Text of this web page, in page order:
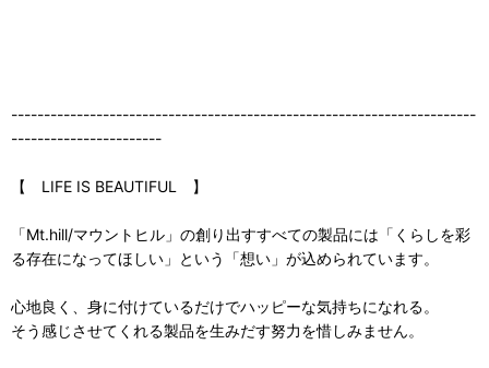
-----------------------------------------------------------------------
-----------------------
【 LIFE IS BEAUTIFUL 】
「Mt.hill/マウントヒル」の創り出すすべての製品には「くらしを彩
る存在になってほしい」という「想い」が込められています。
心地良く、身に付けているだけでハッピーな気持ちになれる。
そう感じさせてくれる製品を生みだす努力を惜しみません。